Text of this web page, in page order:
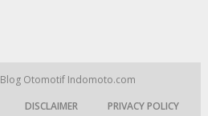
Blog Otomotif Indomoto.com
DISCLAIMER PRIVACY POLICY